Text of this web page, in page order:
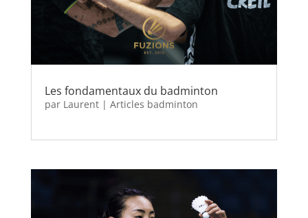
Les fondamentaux du badminton
par Laurent| Articles badminton